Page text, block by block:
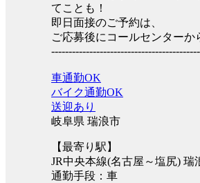
てことも！
即日面接のご予約は、
ご応募後にコールセンターか
車通勤OK
バイク通勤OK
送迎あり
岐阜県 瑞浪市
【最寄り駅】
JR中央本線(名古屋～塩尻) 瑞
通勤手段：車